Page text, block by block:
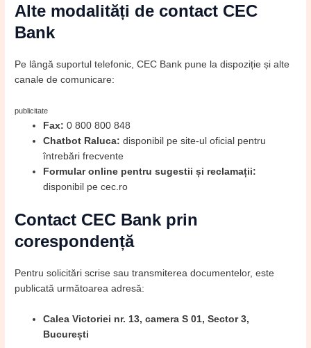
Alte modalități de contact CEC
Bank
Pe lângă suportul telefonic, CEC Bank pune la dispoziție și alte
canale de comunicare:
publicitate
Fax: 0 800 800 848
Chatbot Raluca: disponibil pe site-ul oficial pentru
întrebări frecvente
Formular online pentru sugestii și reclamații:
disponibil pe cec.ro
Contact CEC Bank prin
corespondență
Pentru solicitări scrise sau transmiterea documentelor, este
publicată următoarea adresă:
Calea Victoriei nr. 13, camera S 01, Sector 3,
București